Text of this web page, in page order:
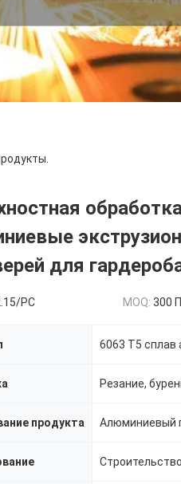
для
PC MOQ: 300
6063 Т5 сплав
продукта